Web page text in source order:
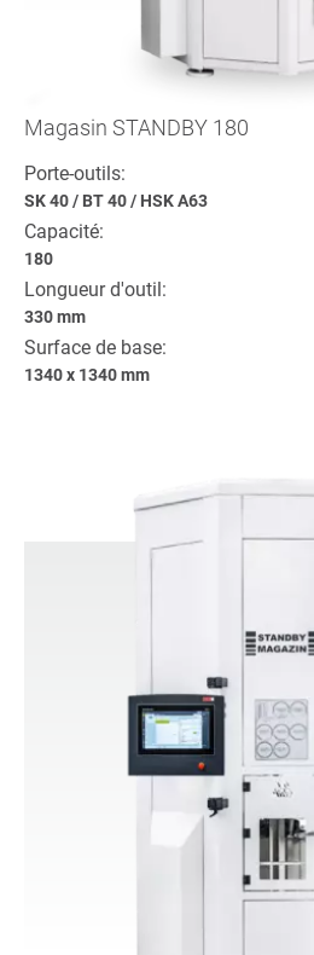
Magasin STANDBY 180
Porte-outils:
SK 40/ BT 40/ HSK A63
Capacité:
180
Longueur d'outil:
330 mm
Surface de base:
1340 x 1340 mm